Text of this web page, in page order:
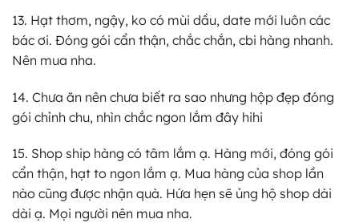
13. Hạt thơm, ngậy, ko có mùi dầu, date mới luôn các
bác ơi. Đóng gói cẩn thận, chắc chắn, cbi hàng nhanh.
Nên mua nha.
14. Chưa ăn nên chưa biết ra sao nhưng hộp đẹp đóng
gói chỉnh chu, nhìn chắc ngon lắm đây hihi
15. Shop ship hàng có tâm lắm ạ. Hàng mới, đóng gói
cẩn thận, hạt to ngon lắm ạ. Mua hàng của shop lần
nào cũng được nhận quà. Hứa hẹn sẽ ủng hộ shop dài
dài ạ. Mọi người nên mua nha.